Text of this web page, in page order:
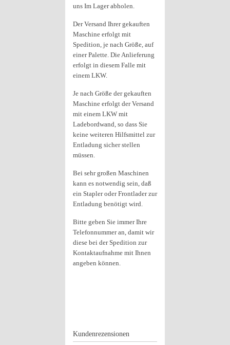
uns Im Lager abholen.
Der Versand Ihrer gekauften
Maschine erfolgt mit
Spedition, je nach Größe, auf
einer Palette. Die Anlieferung
erfolgt in diesem Falle mit
einem LKW.
Je nach Größe der gekauften
Maschine erfolgt der Versand
mit einem LKW mit
Ladebordwand, so dass Sie
keine weiteren Hilfsmittel zur
Entladung sicher stellen
müssen.
Bei sehr großen Maschinen
kann es notwendig sein, daß
ein Stapler oder Frontlader zur
Entladung benötigt wird.
Bitte geben Sie immer Ihre
Telefonnummer an, damit wir
diese bei der Spedition zur
Kontaktaufnahme mit Ihnen
angeben können.
Kundenrezensionen